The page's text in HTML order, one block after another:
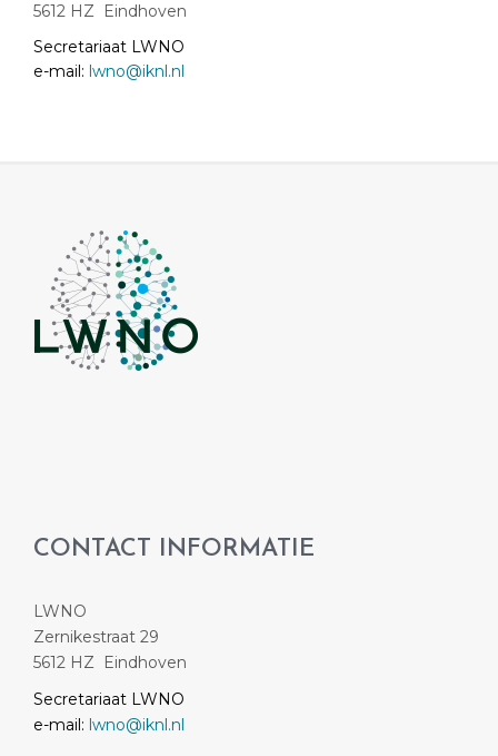
5612 HZ Eindhoven
Secretariaat LWNO
e-mail: lwno@iknl.nl
CONTACT INFORMATIE
LWNO
Zernikestraat 29
5612 HZ Eindhoven
Secretariaat LWNO
e-mail: lwno@iknl.nl